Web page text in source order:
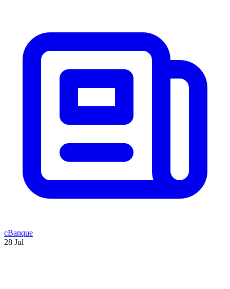
cBanque
28 Jul